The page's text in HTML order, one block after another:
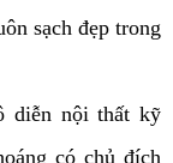
sạch đẹp trong
diễn nội thất kỹ
có chủ đích